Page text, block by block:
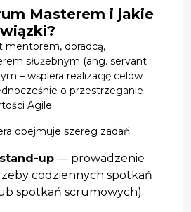
Masterem i jakie
mentorem, doradcą,
służebnym (ang. servant
– wspiera realizację celów
o przestrzeganie
Agile.
obejmuje szereg zadań:
up — prowadzenie
codziennych spotkań
spotkań scrumowych).